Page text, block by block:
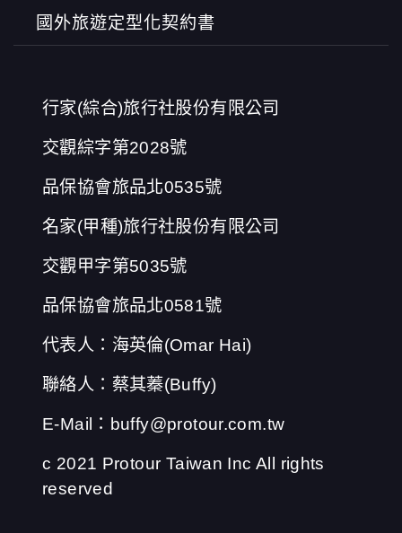
國外旅遊定型化契約書
行家(綜合)旅行社股份有限公司
交觀綜字第2028號
品保協會旅品北0535號
名家(甲種)旅行社股份有限公司
交觀甲字第5035號
品保協會旅品北0581號
代表人：海英倫(Omar Hai)
聯絡人：蔡其蓁(Buffy)
E-Mail：buffy@protour.com.tw
c 2021 Protour Taiwan Inc All rights
reserved